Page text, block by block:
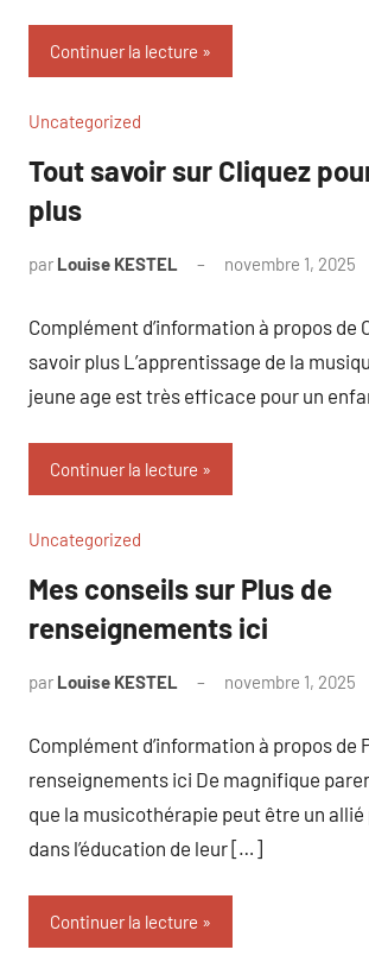
Continuer la lecture
Uncategorized
Tout savoir sur Cliquez
plus
par Louise KESTEL novembre 1, 2025
Complément d’information à propos de
savoir plus L’apprentissage de la
jeune age est très efficace pour un
Continuer la lecture
Uncategorized
Mes conseils sur Plus de
renseignements ici
par Louise KESTEL novembre 1, 2025
Complément d’information à propos de
renseignements ici De magnifique
que la musicothérapie peut être un
dans l’éducation de leur […]
Continuer la lecture